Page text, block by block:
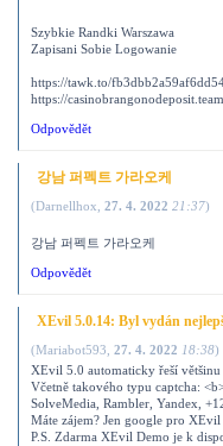
Szybkie Randki Warszawa
Zapisani Sobie Logowanie
https://tawk.to/
https://
Odpovědět
강남 퍼펙트 가라오케
(Darnellhox 27. 4. 2022 21:37)
강남 퍼펙트 가라오케
Odpovědět
XEvil 5.0.14: Byl vydán
(Mariabot593 27. 4. 2022 18:38)
XEvil 5.0 automaticky řeší většinu
Včetně takového typu captcha:
SolveMedia, Rambler, Yandex,
Máte zájem? Jen google pro
P.S. Zdarma XEvil Demo je k